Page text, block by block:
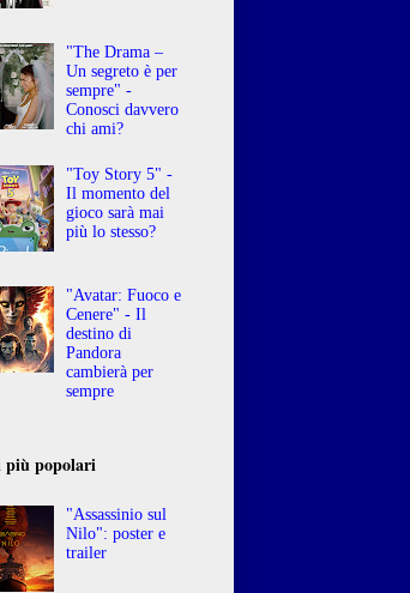
"The Drama –
Un segreto è per
sempre" -
Conosci davvero
chi ami?
"Toy Story 5" -
Il momento del
gioco sarà mai
più lo stesso?
"Avatar: Fuoco e
Cenere" - Il
destino di
Pandora
cambierà per
sempre
popolari
"Assassinio sul
Nilo": poster e
trailer